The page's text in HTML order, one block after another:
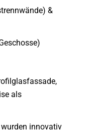
&
als
innovativ